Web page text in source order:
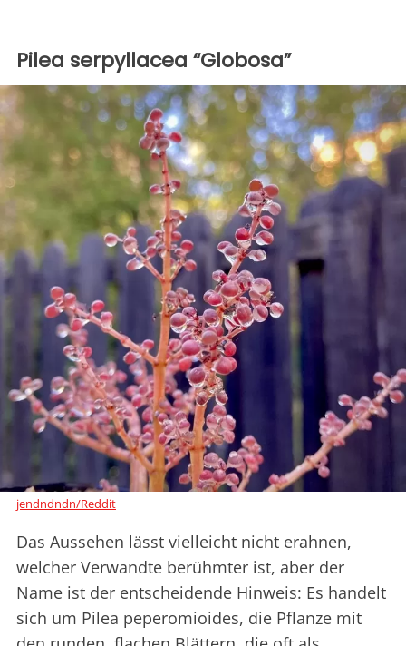
Pilea serpyllacea “Globosa”
jendndndn/Reddit
Das Aussehen lässt vielleicht nicht erahnen,
welcher Verwandte berühmter ist, aber der
Name ist der entscheidende Hinweis: Es handelt
sich um Pilea peperomioides, die Pflanze mit